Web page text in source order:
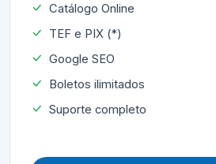
Catálogo Online
TEF e PIX (*)
Google SEO
Boletos ilimitados
Suporte completo